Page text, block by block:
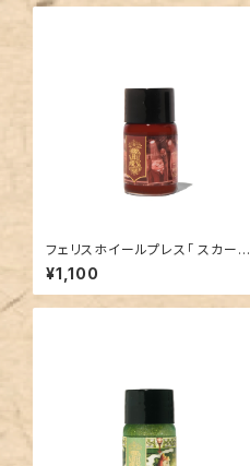
フェリスホイールプレス「 スカーレ
ットスタジオ ( VINTAGE PHOTO
GRAPHER COLLECTION）」／1
0mlインク／ラメなし
¥1,100